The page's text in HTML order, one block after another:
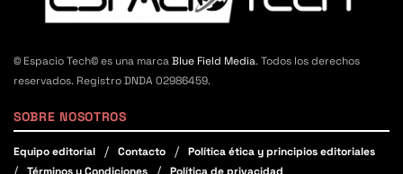
© Espacio Tech© es una marcaBlue Field Media. Todos los derechos
reservados. Registro DNDA 02986459.
SOBRE NOSOTROS
Equipo editorial Contacto
Política ética y principios editoriales
Términos y Condiciones
Política de privacidad